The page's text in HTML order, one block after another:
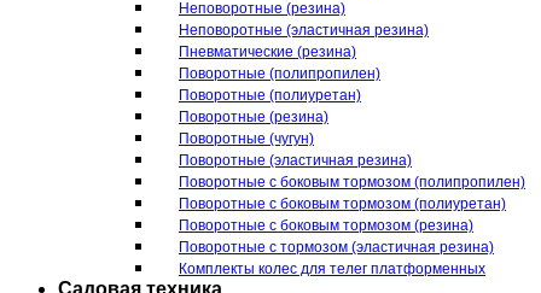
Неповоротные (резина)
Неповоротные (эластичная резина)
Пневматические (резина)
Поворотные (полипропилен)
Поворотные (полиуретан)
Поворотные (резина)
Поворотные (чугун)
Поворотные (эластичная резина)
Поворотные c боковым тормозом (полипропилен)
Поворотные c боковым тормозом (полиуретан)
Поворотные c боковым тормозом (резина)
Поворотные c тормозом (эластичная резина)
Комплекты колес для телег платформенных
Садовая техника